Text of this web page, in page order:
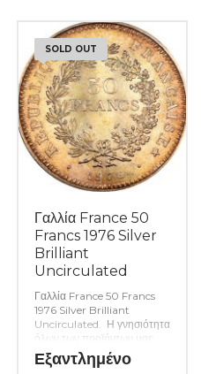
SOLD OUT
Γαλλία France 50
Francs 1976 Silver
Brilliant
Uncirculated
Γαλλία France 50 Francs
1976 Silver Brilliant
Uncirculated. Η γνησιότητα
όλων των προϊόντων μας
είναι εγγυημένη εφ όρου
ζωής ενώ τυχόν
Εξαντλημένο